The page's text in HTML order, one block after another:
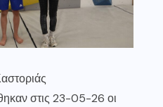
στις 23-05-26 οι